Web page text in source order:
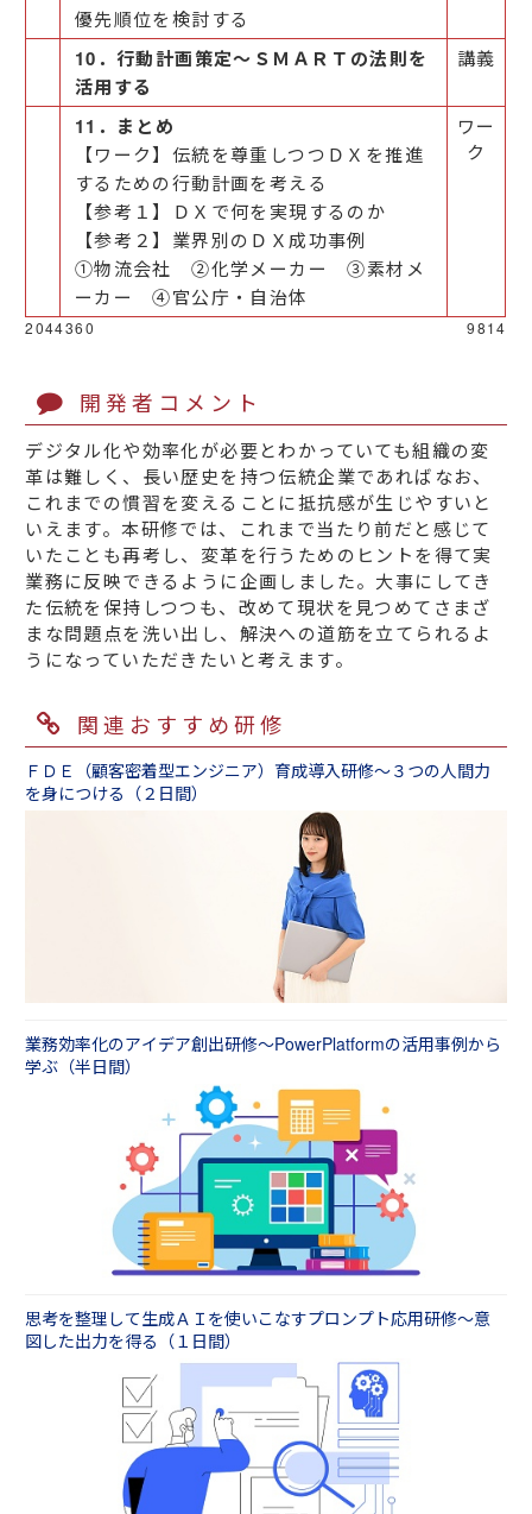
優先順位を検討する
10．行動計画策定～ＳＭＡＲＴの法則を
活用する
講義
11．まとめ
【ワーク】伝統を尊重しつつＤＸを推進
するための行動計画を考える
【参考１】ＤＸで何を実現するのか
【参考２】業界別のＤＸ成功事例
①物流会社 ②化学メーカー ③素材メ
ーカー ④官公庁・自治体
ワー
ク
9814
2044360
開発者コメント
デジタル化や効率化が必要とわかっていても組織の変
革は難しく、長い歴史を持つ伝統企業であればなお、
これまでの慣習を変えることに抵抗感が生じやすいと
いえます。本研修では、これまで当たり前だと感じて
いたことも再考し、変革を行うためのヒントを得て実
業務に反映できるように企画しました。大事にしてき
た伝統を保持しつつも、改めて現状を見つめてさまざ
まな問題点を洗い出し、解決への道筋を立てられるよ
うになっていただきたいと考えます。
関連おすすめ研修
ＦＤＥ（顧客密着型エンジニア）育成導入研修～３つの人間力
を身につける（２日間）
業務効率化のアイデア創出研修～PowerPlatformの活用事例から
学ぶ（半日間）
思考を整理して生成ＡＩを使いこなすプロンプト応用研修～意
図した出力を得る（１日間）